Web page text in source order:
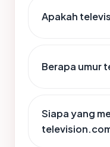
Apakah
Berapa umur
Siapa yang